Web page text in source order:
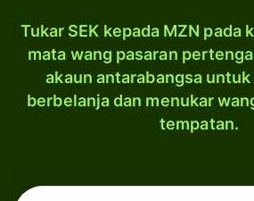
Tukar SEK kepada MZN pada
mata wang pasaran
akaun antarabangsa
berbelanja dan menukar
tempatan.